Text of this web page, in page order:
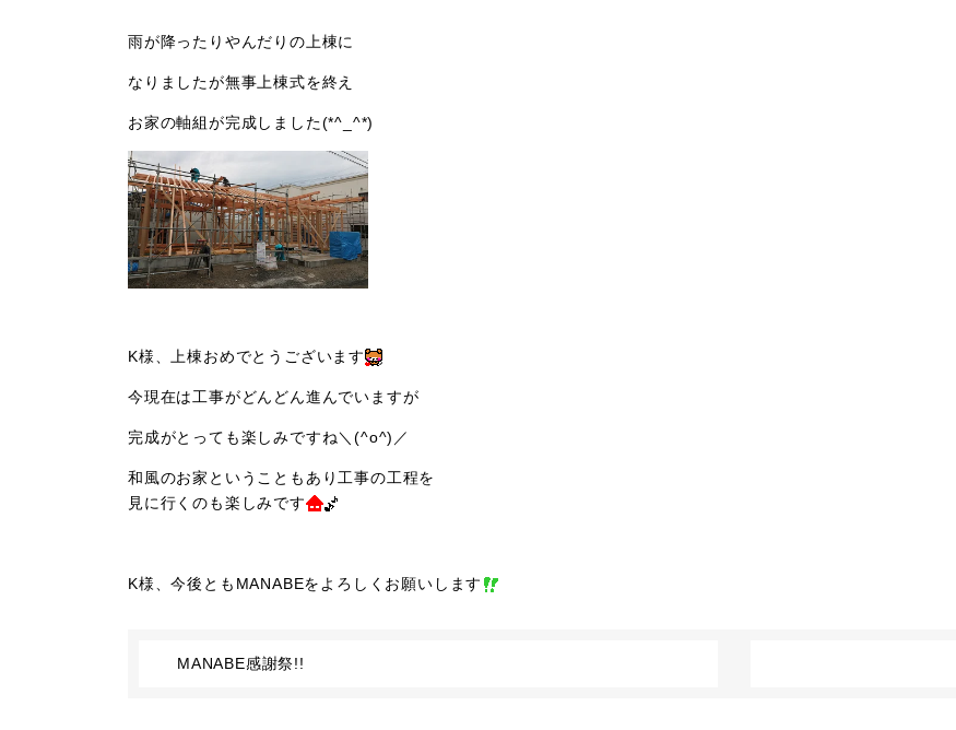
雨が降ったりやんだりの上棟に
なりましたが無事上棟式を終え
お家の軸組が完成しました(*^_^*)
K様、上棟おめでとうございます
今現在は工事がどんどん進んでいますが
完成がとっても楽しみですね＼(^o^)／
和風のお家ということもあり工事の工程を
見に行くのも楽しみです
K様、今後ともMANABEをよろしくお願いします
MANABE感謝祭!!